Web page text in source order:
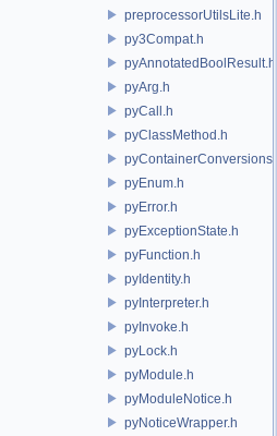
preprocessorUtilsLite.h
py3Compat.h
pyAnnotatedBoolResult.h
pyArg.h
pyCall.h
pyClassMethod.h
pyContainerConversions.h
pyEnum.h
pyError.h
pyExceptionState.h
pyFunction.h
pyIdentity.h
pyInterpreter.h
pyInvoke.h
pyLock.h
pyModule.h
pyModuleNotice.h
pyNoticeWrapper.h